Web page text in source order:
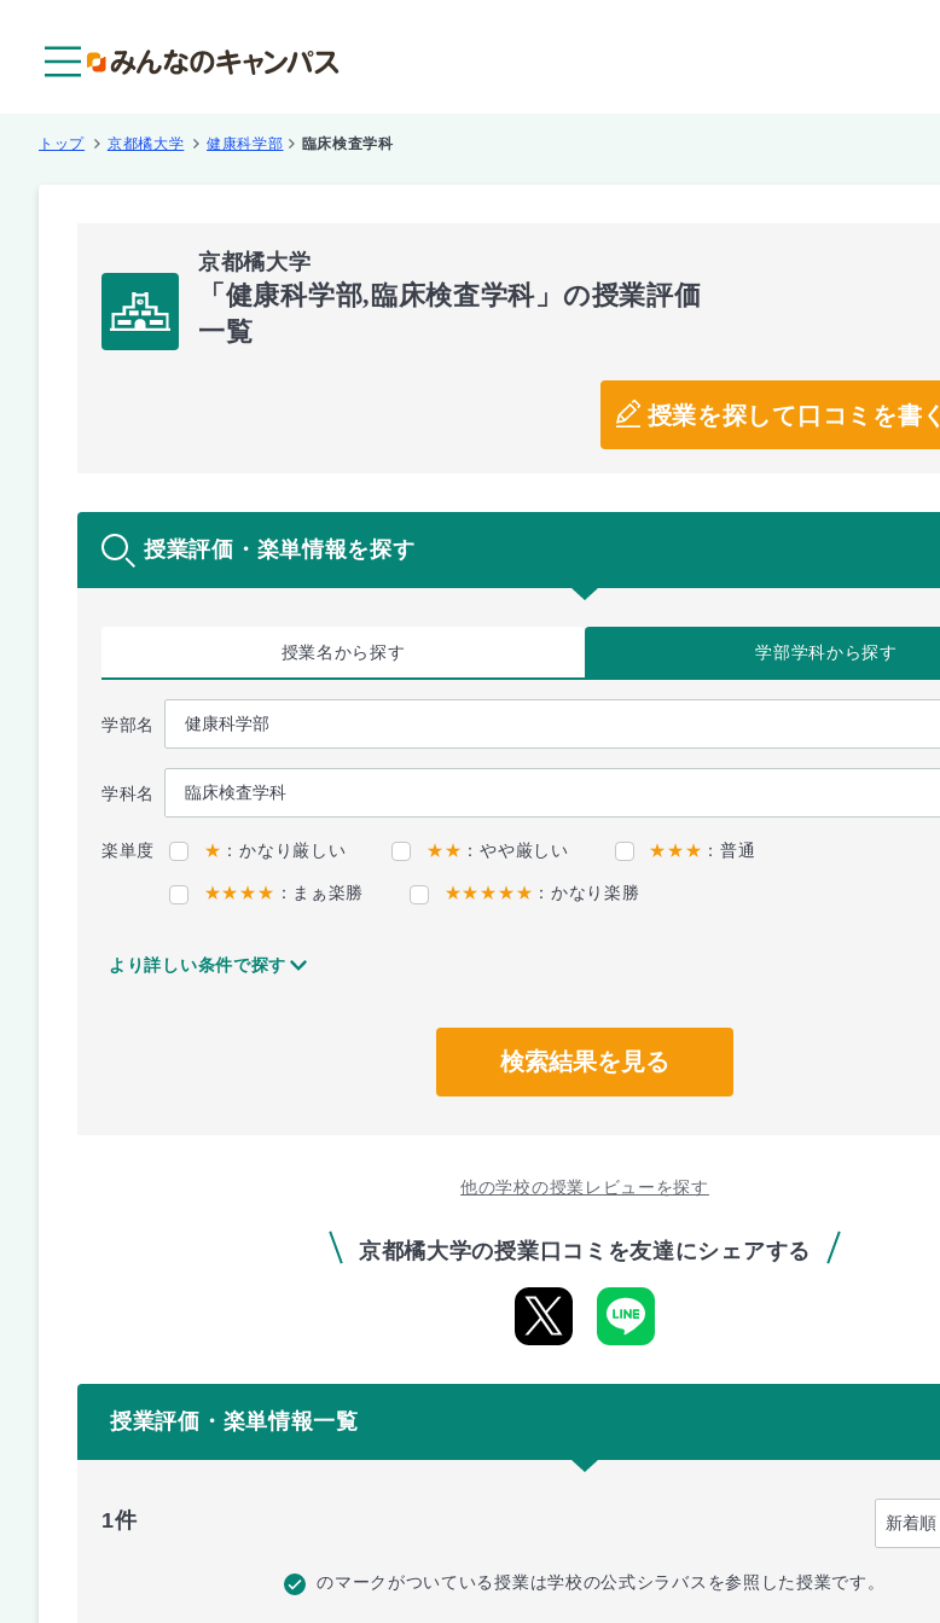
トップ 京都橘大学 健康科学部 臨床検査学科
京都橘大学
「健康科学部,臨床検査学科」の授業評価
一覧
授業を探して口コミを書く
授業評価・楽単情報を探す
授業名から探す 学部学科から探す
学部名
学科名
楽単度 ★ ：かなり厳しい ★★ ：やや厳しい ★★★ ：普通
★★★★ ：まぁ楽勝 ★★★★★ ：かなり楽勝
より詳しい条件で探す
検索結果を見る
他の学校の授業レビューを探す
京都橘大学の授業口コミを友達にシェアする
授業評価・楽単情報一覧
1件
のマークがついている授業は学校の公式シラバスを参照した授業です。